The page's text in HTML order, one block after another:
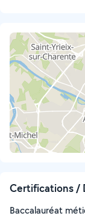
Certifications /
Baccalauréat